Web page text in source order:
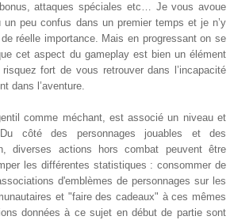
attaques spéciales etc… Je vous avoue
un peu confus dans un premier temps et je n’y
réelle importance. Mais en progressant on se
cet aspect du gameplay est bien un élément
fort de vous retrouver dans l’incapacité
dans l’aventure.
comme méchant, est associé un niveau et
côté des personnages jouables et des
diverses actions hors combat peuvent être
les différentes statistiques : consommer de
d'emblèmes de personnages sur les
et "faire des cadeaux" à ces mêmes
données à ce sujet en début de partie sont